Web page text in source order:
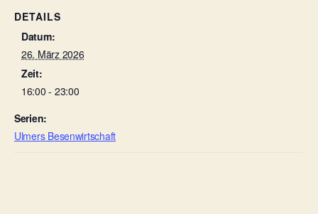
DETAILS
Datum:
26. März 2026
Zeit:
16:00 - 23:00
Serien:
Ulmers Besenwirtschaft